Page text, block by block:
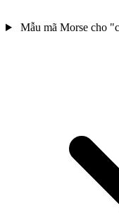
Mẫu mã Morse cho